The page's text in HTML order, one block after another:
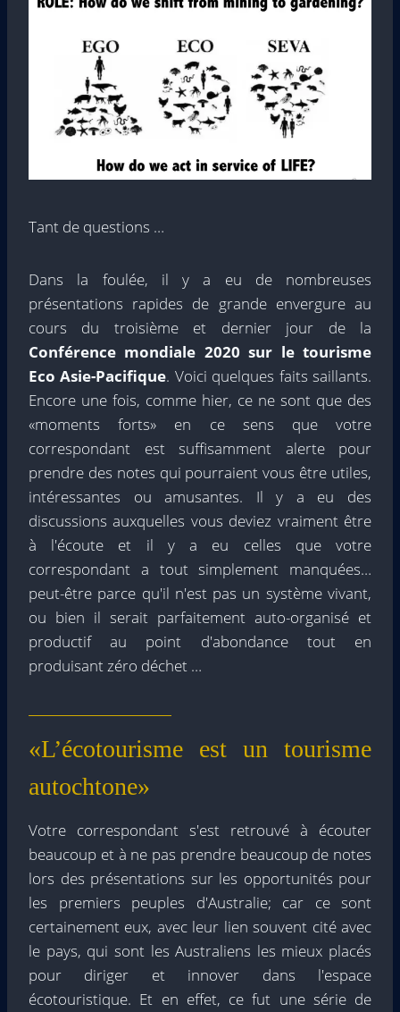
Tant de questions …
Dans la foulée, il y a eu de nombreuses
présentations rapides de grande envergure au
cours du troisième et dernier jour de la
Conférence mondiale 2020 sur le tourisme
Eco Asie-Pacifique. Voici quelques faits saillants.
Encore une fois, comme hier, ce ne sont que des
«moments forts» en ce sens que votre
correspondant est suffisamment alerte pour
prendre des notes qui pourraient vous être utiles,
intéressantes ou amusantes. Il y a eu des
discussions auxquelles vous deviez vraiment être
à l'écoute et il y a eu celles que votre
correspondant a tout simplement manquées…
peut-être parce qu'il n'est pas un système vivant,
ou bien il serait parfaitement auto-organisé et
productif au point d'abondance tout en
produisant zéro déchet …
«L’écotourisme est un tourisme
autochtone»
Votre correspondant s'est retrouvé à écouter
beaucoup et à ne pas prendre beaucoup de notes
lors des présentations sur les opportunités pour
les premiers peuples d'Australie; car ce sont
certainement eux, avec leur lien souvent cité avec
le pays, qui sont les Australiens les mieux placés
pour diriger et innover dans l'espace
écotouristique. Et en effet, ce fut une série de